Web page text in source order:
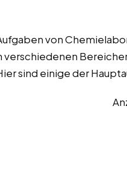
von
verschiedenen
sind einige der